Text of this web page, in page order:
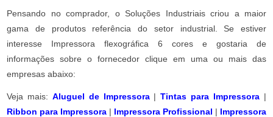
Pensando no comprador, o Soluções Industriais criou a maior
gama de produtos referência do setor industrial. Se estiver
interesse Impressora flexográfica 6 cores e gostaria de
informações sobre o fornecedor clique em uma ou mais das
empresas abaixo:
Veja mais: Aluguel de Impressora|Tintas para Impressora |
Ribbon para Impressora | Impressora Profissional | Impressora